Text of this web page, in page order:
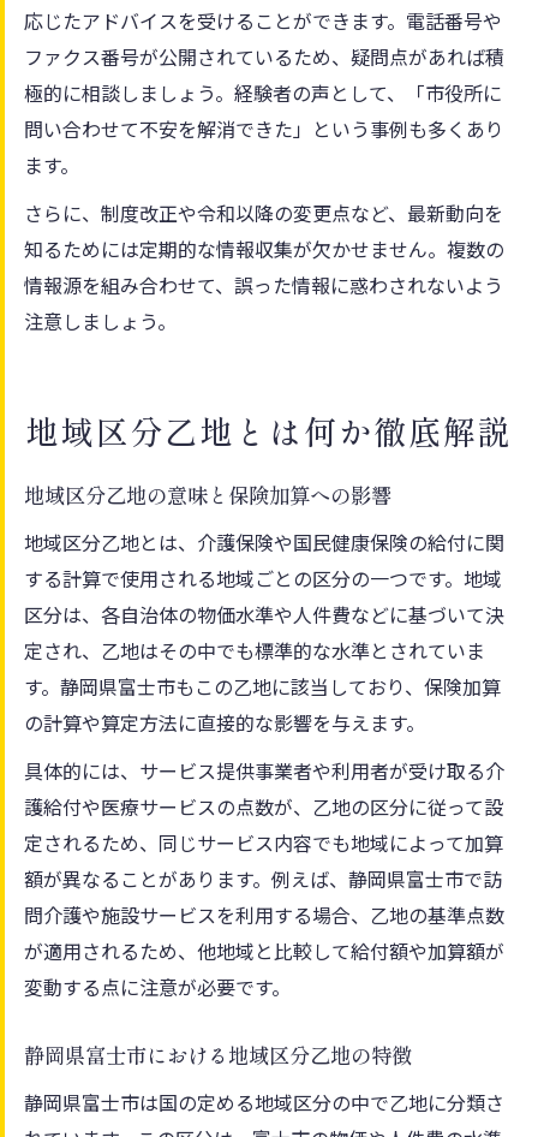
応じたアドバイスを受けることができます。電話番号や
ファクス番号が公開されているため、疑問点があれば積
極的に相談しましょう。経験者の声として、「市役所に
問い合わせて不安を解消できた」という事例も多くあり
ます。
さらに、制度改正や令和以降の変更点など、最新動向を
知るためには定期的な情報収集が欠かせません。複数の
情報源を組み合わせて、誤った情報に惑わされないよう
注意しましょう。
地域区分乙地とは何か徹底解説
地域区分乙地の意味と保険加算への影響
地域区分乙地とは、介護保険や国民健康保険の給付に関
する計算で使用される地域ごとの区分の一つです。地域
区分は、各自治体の物価水準や人件費などに基づいて決
定され、乙地はその中でも標準的な水準とされていま
す。静岡県富士市もこの乙地に該当しており、保険加算
の計算や算定方法に直接的な影響を与えます。
具体的には、サービス提供事業者や利用者が受け取る介
護給付や医療サービスの点数が、乙地の区分に従って設
定されるため、同じサービス内容でも地域によって加算
額が異なることがあります。例えば、静岡県富士市で訪
問介護や施設サービスを利用する場合、乙地の基準点数
が適用されるため、他地域と比較して給付額や加算額が
変動する点に注意が必要です。
静岡県富士市における地域区分乙地の特徴
静岡県富士市は国の定める地域区分の中で乙地に分類さ